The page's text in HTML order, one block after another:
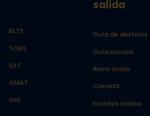
IELTS
TOEFL
SAT
GMAT
GRE
salida
Guía de destinos
Guía escolar
Reino Unido
Canadá
Estados Unidos